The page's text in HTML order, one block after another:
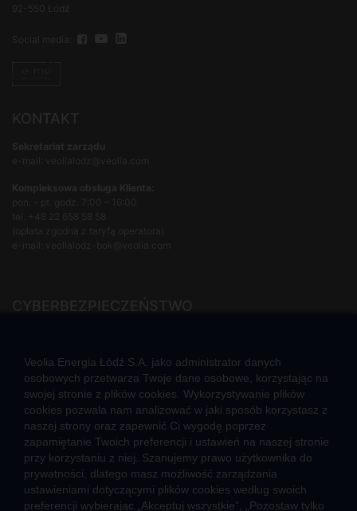
CYBERBEZPIECZEŃSTWO
CIEPŁO SYSTEMOWE
Zalety ciepła systemowego
Ciepło przez cały rok
Usługi okołociepłownicze
Veolia Energia Łódź S.A. jako administrator danych
osobowych przetwarza Twoje dane osobowe, korzystając na
swojej stronie z plików cookies. Wykorzystywanie plików
cookies pozwala nam analizować w jaki sposób korzystasz z
naszej strony oraz zapewnić Ci wygodę poprzez
zapamiętanie Twoich preferencji i ustawień na naszej stronie
przy korzystaniu z niej. Szanujemy prawo użytkownika do
prywatności, dlatego masz możliwość zarządzania
ustawieniami dotyczącymi plików cookies według swoich
preferencji wybierając „Akceptuj wszystkie”, „Pozostaw tylko